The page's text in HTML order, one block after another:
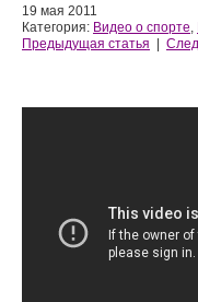
19 мая 2011
Категория: Видео о спорте,
Предыдущая статья